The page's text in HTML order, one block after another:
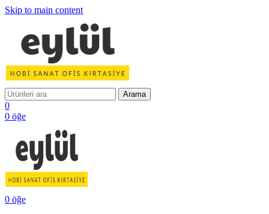
Skip to main content
Arama
0
0 öğe
0 öğe